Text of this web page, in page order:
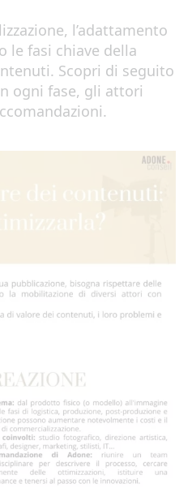
l’adattamento
le fasi chiave della
Scopri di seguito
ogni fase, gli attori